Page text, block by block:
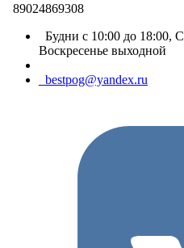
89024869308
Будни с 10:00 до 18:00,
Воскресенье выходной
bestpog@yandex.ru